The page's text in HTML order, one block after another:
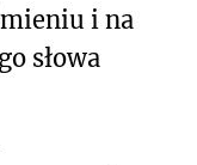
i na
słowa